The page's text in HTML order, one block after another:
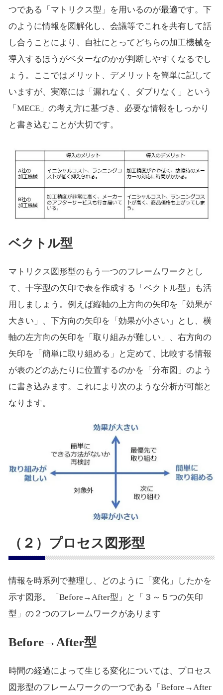
つである「マトリクス型」を用いるのが最適です。下
のように情報を図解化し、会議等でこれを共有して話
し合うことにより、自社にとってどちらの加工機械を
導入するほうがベターなのかが判断しやすくなるでし
ょう。ここではメリット、デメリットを簡単に記して
いますが、実際には「漏れなく、ダブりなく」という
「MECE」の考え方に基づき、必要な情報をしっかり
と書き込むことが大切です。
ベクトル型
マトリクス図形型のもう一つのフレームワークとし
て、十字型の矢印で表を作成する「ベクトル型」も活
用しましょう。例えば縦軸の上方向の矢印を「効果が
大きい」、下方向の矢印を「効果が小さい」とし、横
軸の左方向の矢印を「取り組みが難しい」、右方向の
矢印を「簡単に取り組める」と定めて、比較する情報
が表のどのあたりに位置するのかを「分布図」のよう
に書き込みます。これにより次のような分析が可能と
なります。
（２）プロセス図形型
情報を時系列で整理し、どのように「変化」したかを
示す図形。「Before→After型」と「３～５つの矢印
型」の２つのフレームワークがあります
Before→After型
時間の経過によって生じる変化については、プロセス
図形型のフレームワークの一つである「Before→After